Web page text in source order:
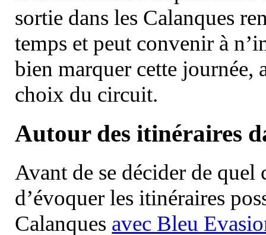
sortie dans les Calanques
temps et peut convenir à
bien marquer cette journée,
choix du circuit.
Autour des itinéraires
Avant de se décider de
d’évoquer les itinéraires
Calanques avec Bleu